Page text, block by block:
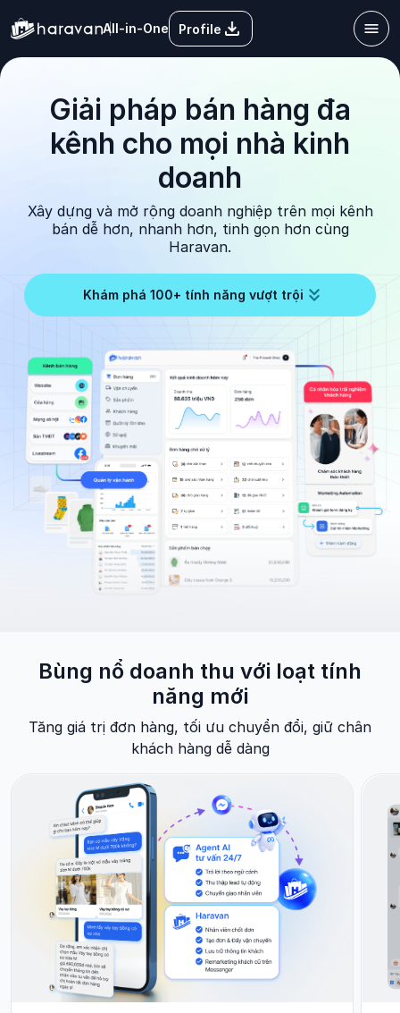
All-in-One Profile
Giải pháp bán hàng đa
kênh cho mọi nhà kinh
doanh
Xây dựng và mở rộng doanh nghiệp trên mọi kênh
bán dễ hơn, nhanh hơn, tinh gọn hơn cùng
Haravan.
Khám phá 100+ tính năng vượt trội
Bùng nổ doanh thu với loạt tính
năng mới
Tăng giá trị đơn hàng, tối ưu chuyển đổi, giữ chân
khách hàng dễ dàng